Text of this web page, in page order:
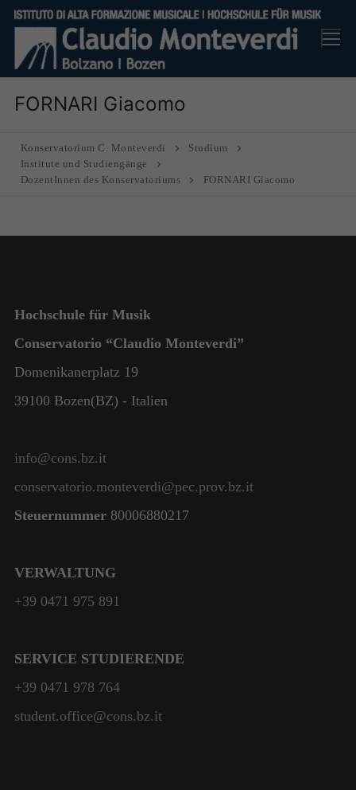
Skip
content
FORNARI Giacomo
Konservatorium C. Monteverdi
Studium
Institute und Studiengänge
DozentInnen des Konservatoriums
FORNARI Giacomo
Hochschule für Musik
Conservatorio “Claudio Monteverdi”
Domenikanerplatz 19
39100 Bozen(BZ) - Italien
info@cons.bz.it
conservatorio.monteverdi@pec.prov.bz.it
Steuernummer 80006880217
VERWALTUNG
+39 0471 975 891
SERVICE STUDIERENDE
+39 0471 978 764
student.office@cons.bz.it